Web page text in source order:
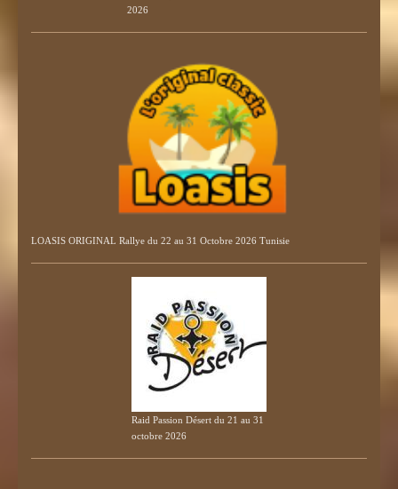
2026
LOASIS ORIGINAL Rallye du 22 au 31 Octobre 2026 Tunisie
Raid Passion Désert du 21 au 31
octobre 2026